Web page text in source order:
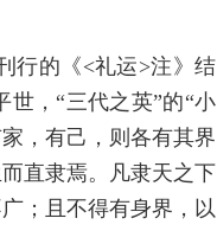
行的《<礼运>注》结
，“三代之英”的“小
，有己，则各有其界
直隶焉。凡隶天之下
；且不得有身界，以